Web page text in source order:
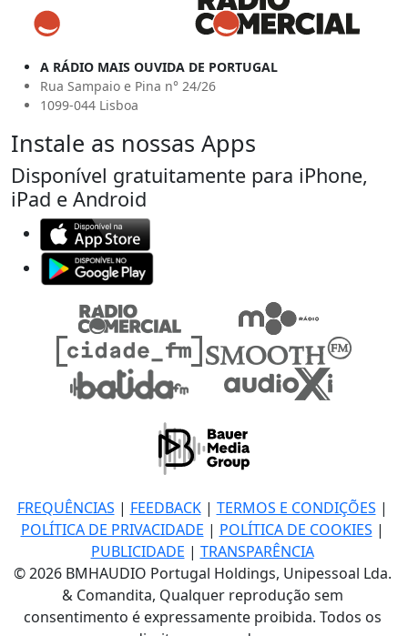
A RÁDIO MAIS OUVIDA DE PORTUGAL
Rua Sampaio e Pina n° 24/26
1099-044 Lisboa
Instale as nossas Apps
Disponível gratuitamente para iPhone,
iPad e Android
FREQUÊNCIAS | FEEDBACK| TERMOS E CONDIÇÕES |
POLÍTICA DE PRIVACIDADE | POLÍTICA DE COOKIES |
PUBLICIDADE | TRANSPARÊNCIA
© 2026 BMHAUDIO Portugal Holdings, Unipessoal Lda.
& Comandita, Qualquer reprodução sem
consentimento é expressamente proibida. Todos os